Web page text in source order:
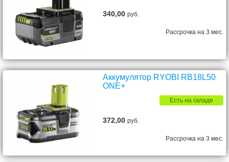
340,00руб.
Рассрочка на 3 мес.
Аккумулятор RYOBI RB18L50
ONE+
Есть на складе
372,00руб.
Рассрочка на 3 мес.